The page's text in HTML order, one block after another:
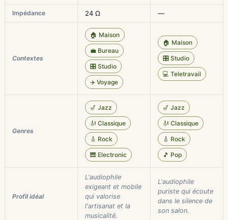
Impédance 24 Ω —
Contextes
🏠 Maison
💼 Bureau
🎛️ Studio
✈️ Voyage
🏠 Maison
🎛️ Studio
💻 Teletravail
Genres
🎷 Jazz
🎻 Classique
🎸 Rock
🎹 Electronic
🎷 Jazz
🎻 Classique
🎸 Rock
🎵 Pop
Profil idéal
L'audiophile
exigeant et mobile
qui valorise
l'artisanat et la
musicalité.
L'audiophile
puriste qui écoute
dans le silence de
son salon.